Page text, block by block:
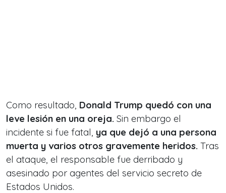
Como resultado, Donald Trump quedó con una
leve lesión en una oreja. Sin embargo el
incidente si fue fatal, ya que dejó a una persona
muerta y varios otros gravemente heridos. Tras
el ataque, el responsable fue derribado y
asesinado por agentes del servicio secreto de
Estados Unidos.